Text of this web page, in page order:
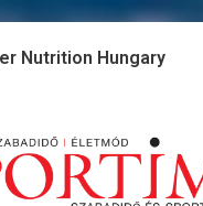
Nutrition Hungary